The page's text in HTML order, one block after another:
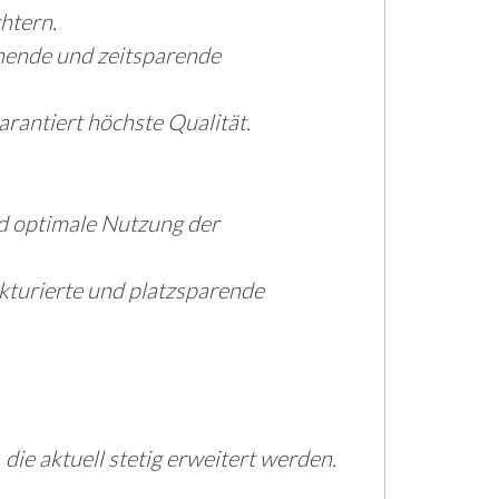
und zeitsparende
höchste Qualität.
optimale Nutzung der
und platzsparende
aktuell stetig erweitert werden.